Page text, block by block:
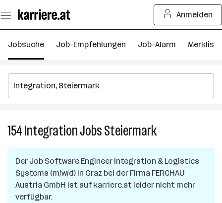
Seiteninhalt
springen
Anmelden
Jobsuche Job-Empfehlungen Job-Alarm Merkliste
154IntegrationJobsSteiermark154
in
Steiermark
Der Job Software Engineer Integration & Logistics
Systems (m/w/d) in Graz bei der Firma FERCHAU
Austria GmbH ist auf karriere.at leider nicht mehr
verfügbar.